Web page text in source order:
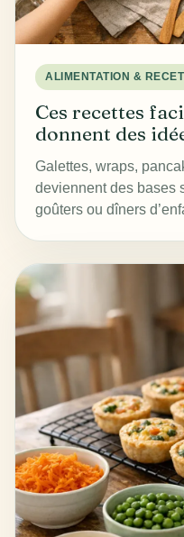
ALIMENTATION &
Ces recettes
donnent des
Galettes, wraps,
deviennent des bases
goûters ou dîners